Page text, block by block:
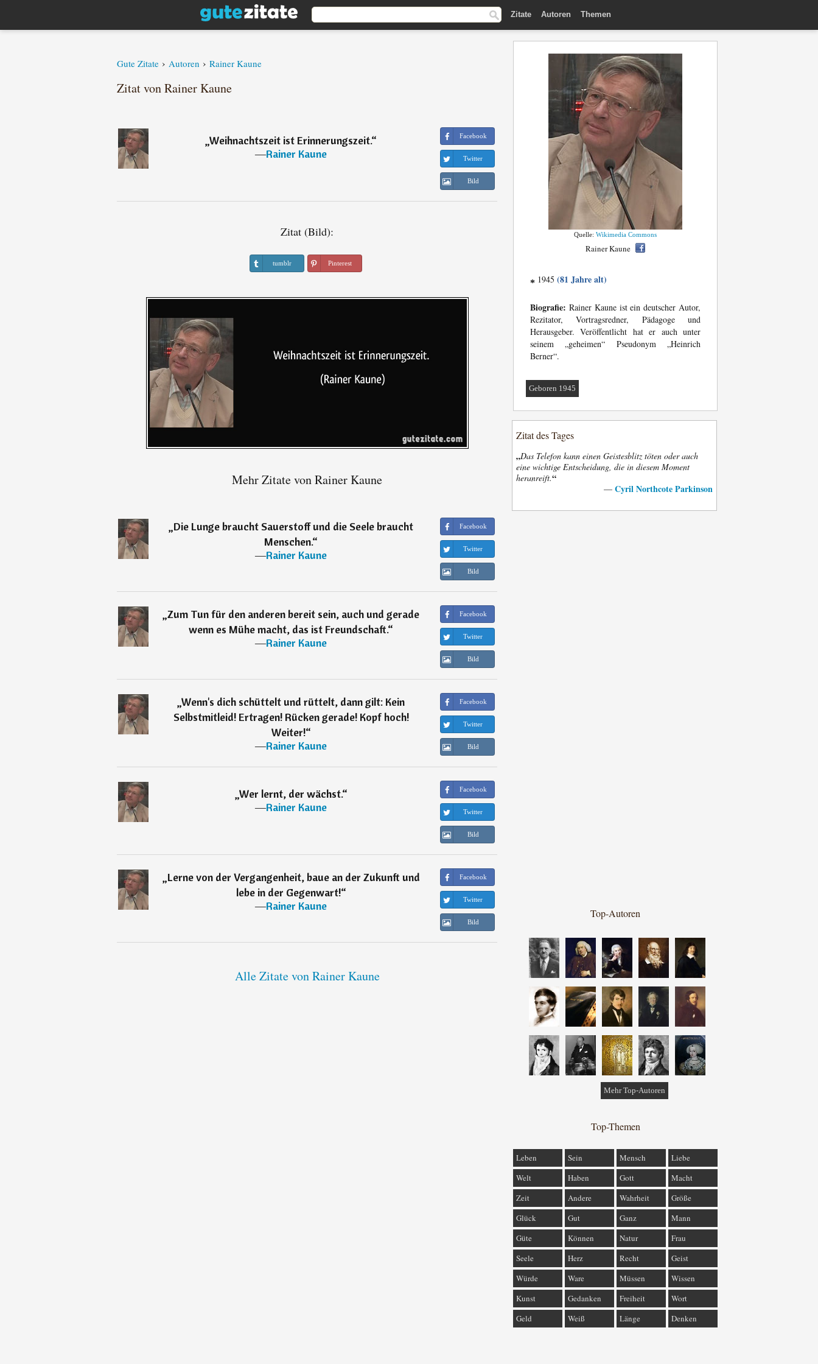
Zitate Autoren Themen
Gute Zitate › Autoren › Rainer Kaune
Zitat von Rainer Kaune
„Weihnachtszeit ist Erinnerungszeit.“
―Rainer Kaune
Facebook
Twitter
Bild
Zitat (Bild):
tumblr Pinterest
Mehr Zitate von Rainer Kaune
„Die Lunge braucht Sauerstoff und die Seele braucht
Menschen.“
―Rainer Kaune
Facebook
Twitter
Bild
„Zum Tun für den anderen bereit sein, auch und gerade
wenn es Mühe macht, das ist Freundschaft.“
―Rainer Kaune
Facebook
Twitter
Bild
„Wenn's dich schüttelt und rüttelt, dann gilt: Kein
Selbstmitleid! Ertragen! Rücken gerade! Kopf hoch!
Weiter!“
―Rainer Kaune
Facebook
Twitter
Bild
„Wer lernt, der wächst.“
―Rainer Kaune
Facebook
Twitter
Bild
„Lerne von der Vergangenheit, baue an der Zukunft und
lebe in der Gegenwart!“
―Rainer Kaune
Facebook
Twitter
Bild
Alle Zitate von Rainer Kaune
Quelle: Wikimedia Commons
Rainer Kaune
* 1945 (81 Jahre alt)
Biografie: Rainer Kaune ist ein deutscher Autor,
Rezitator, Vortragsredner, Pädagoge und
Herausgeber. Veröffentlicht hat er auch unter
seinem „geheimen“ Pseudonym „Heinrich
Berner“.
Geboren 1945
Zitat des Tages
„Das Telefon kann einen Geistesblitz töten oder auch
eine wichtige Entscheidung, die in diesem Moment
heranreift.“
— Cyril Northcote Parkinson
Top-Autoren
Mehr Top-Autoren
Top-Themen
Leben Sein Mensch
Liebe
Welt
Haben Gott
Macht
Zeit
Andere Wahrheit
Größe
Glück
Gut Ganz
Mann
Güte
Können Natur
Frau
Seele
Herz Recht
Geist
Würde
Ware Müssen
Wissen
Kunst
Gedanken Freiheit
Wort
Geld
Weiß Länge Denken